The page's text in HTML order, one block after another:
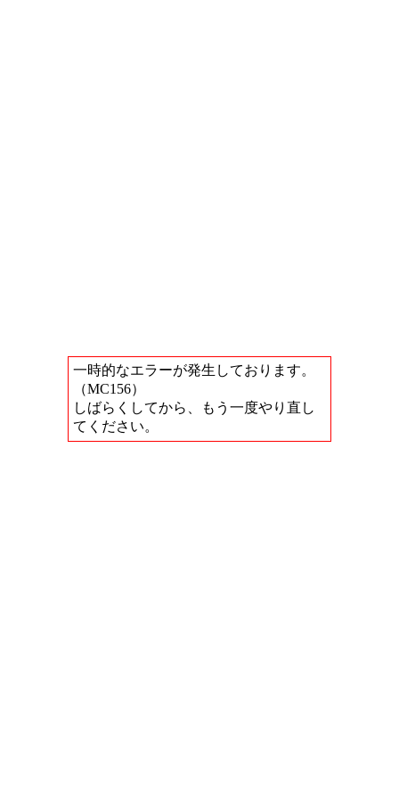
一時的なエラーが発生しております。
（MC156）
しばらくしてから、もう一度やり直し
てください。